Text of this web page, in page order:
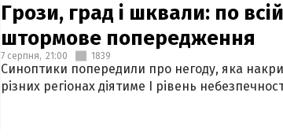
Грози, град і шквали: по
штормове попередження
7 серпня, 21:00 1839
Синоптики попередили про негоду, яка
різних регіонах діятиме І рівень